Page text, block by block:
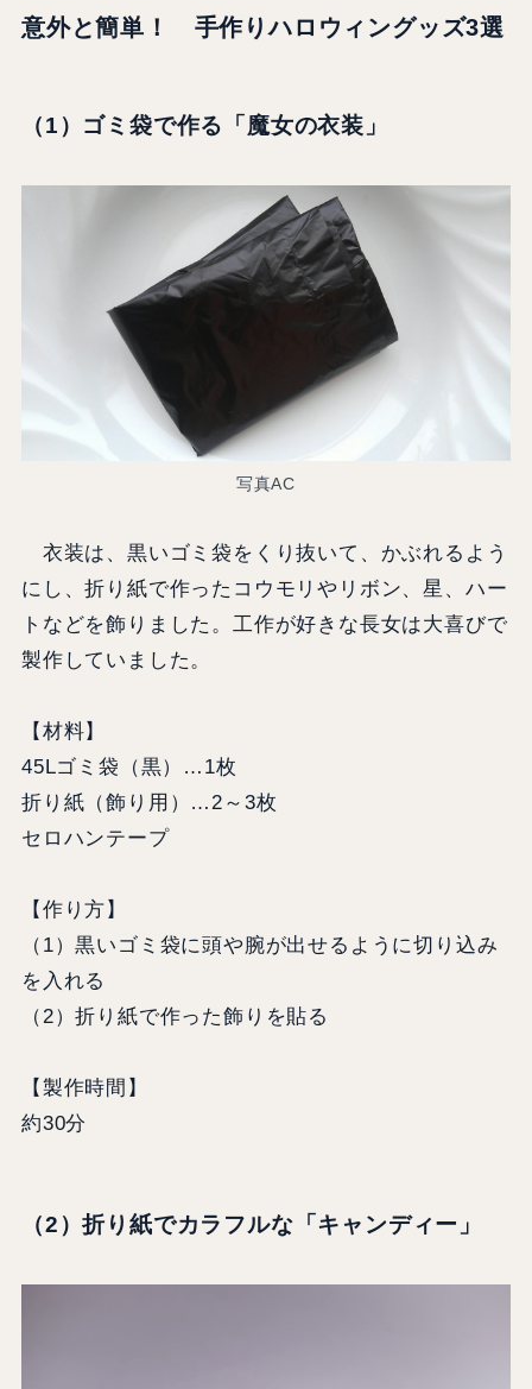
意外と簡単！ 手作りハロウィングッズ3選
（1）ゴミ袋で作る「魔女の衣装」
写真AC
衣装は、黒いゴミ袋をくり抜いて、かぶれるよう
にし、折り紙で作ったコウモリやリボン、星、ハー
トなどを飾りました。工作が好きな長女は大喜びで
製作していました。
【材料】
45Lゴミ袋（黒）…1枚
折り紙（飾り用）…2～3枚
セロハンテープ
【作り方】
（1）黒いゴミ袋に頭や腕が出せるように切り込み
を入れる
（2）折り紙で作った飾りを貼る
【製作時間】
約30分
（2）折り紙でカラフルな「キャンディー」